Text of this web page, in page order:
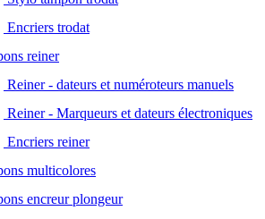
Encriers trodat
reiner
Reiner - dateurs et numéroteurs manuels
Reiner - Marqueurs et dateurs électroniques
Encriers reiner
multicolores
encreur plongeur